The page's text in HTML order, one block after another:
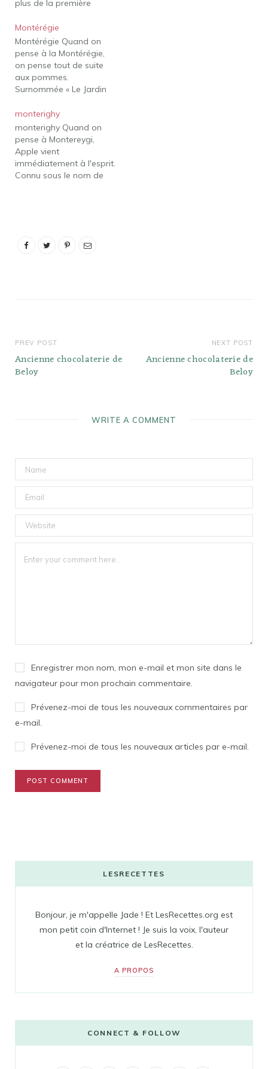
plus de la première
Canada au pays, sa
fromagerie offre plus de
25 fromages différents.
En tant que maître
fromager, ses quatre
années en Suisse lui ont
les…
Montérégie
Montérégie Quand on
pense à la Montérégie,
on pense tout de suite
aux pommes.
Surnommée « Le Jardin
est la plus grande
productrice de pommes
de la province, avec plus
de 800 000 pommiers !
On y trouve des
vignobles et des cidreries
monterighy
monterighy Quand on
pense à Montereygi,
Apple vient
immédiatement à l'esprit.
Connu sous le nom de
pommiers! Avec des
PREV POST
Ancienne chocolaterie de
Beloy
NEXT POST
Ancienne chocolaterie de
Beloy
WRITE A COMMENT
Enregistrer mon nom, mon e-mail et mon site dans le
navigateur pour mon prochain commentaire.
Prévenez-moi de tous les nouveaux commentaires par
e-mail.
Prévenez-moi de tous les nouveaux articles par e-mail.
LESRECETTES
Bonjour, je m'appelle Jade ! Et LesRecettes.org est
mon petit coin d'Internet ! Je suis la voix, l'auteur
et la créatrice de LesRecettes.
A PROPOS
CONNECT & FOLLOW